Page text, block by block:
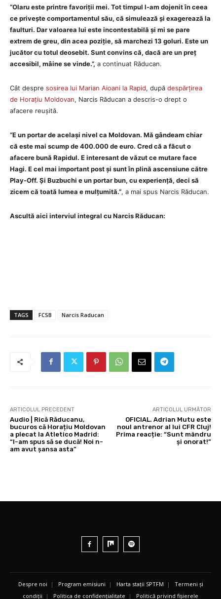
“Olaru este printre favoriții mei. Tot timpul l-am dojenit în ceea
ce privește comportamentul său, că simulează și exagerează la
faulturi. Dar valoarea lui este incontestabilă și mi se pare
extrem de greu, din acea poziție, să marchezi 13 goluri. Este un
jucător cu totul deosebit. Sunt convins că, dacă are un preț
accesibil, mâine se vinde.”, a continuat Răducan.
Cât despre sosirea lui Marian Aioani la Rapid, după despărțirea
de Horațiu Moldovan, Narcis Răducan a descris-o drept o
afacere reușită.
“E un portar de același nivel ca Moldovan. Mă gândeam chiar
că este mai scump de 400.000 de euro. Cred că a făcut o
afacere bună Rapidul. E interesant de văzut ce mutare face
Hagi. E cel mai important post și sunt în plină ascensiune către
Play-Off. Și Buzbuchi e un portar bun, cu experiență, deci să
zicem că toată lumea e mulțumită.”, a mai spus Narcis Răducan.
Ascultă aici interviul integral cu Narcis Răducan:
TAGS FCSB Narcis Raducan
ARTICOLUL PRECEDENT
Audio | Rică Răducanu,
bucuros că Horațiu Moldovan
a plecat la Atletico Madrid:
“I-am spus să se ducă! Noi n-
am avut șansa asta”
ARTICOLUL URMĂTOR
OFICIAL. Adrian Mutu este
noul antrenor al lui CFR Cluj!
Prima reacție: “Sunt mândru
și onorat!”
Despre noi | Program emisiuni | Harta stații SPTFM | Termeni și
condiții | Politica de confidențialitate | Politică privind fișierele